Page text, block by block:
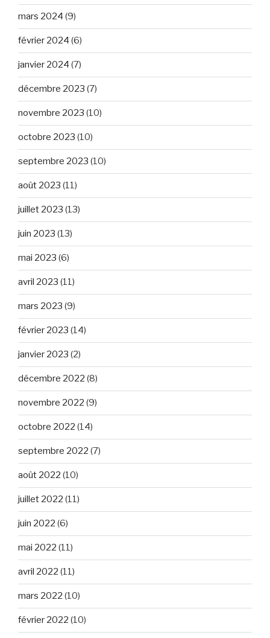
mars 2024 (9)
février 2024 (6)
janvier 2024 (7)
décembre 2023 (7)
novembre 2023 (10)
octobre 2023 (10)
septembre 2023 (10)
août 2023 (11)
juillet 2023 (13)
juin 2023 (13)
mai 2023 (6)
avril 2023 (11)
mars 2023 (9)
février 2023 (14)
janvier 2023 (2)
décembre 2022 (8)
novembre 2022 (9)
octobre 2022 (14)
septembre 2022 (7)
août 2022 (10)
juillet 2022 (11)
juin 2022 (6)
mai 2022 (11)
avril 2022 (11)
mars 2022 (10)
février 2022 (10)